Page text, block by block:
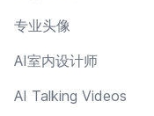
专业头像
AI室内设计师
AI Talking Videos